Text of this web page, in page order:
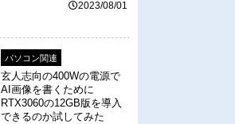
2023/08/01
パソコン関連
玄人志向の400Wの電源で
AI画像を書くために
RTX3060の12GB版を導入
できるのか試してみた